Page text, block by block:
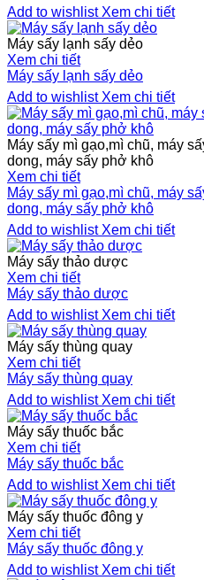
Add to wishlist Xem chi tiết
Máy sấy lạnh sấy dẻo
Xem chi tiết
Máy sấy lạnh sấy dẻo
Add to wishlist Xem chi tiết
Máy sấy mì gạo,mì chũ, máy
dong, máy sấy phở khô
Xem chi tiết
Máy sấy mì gạo,mì chũ, máy
dong, máy sấy phở khô
Add to wishlist Xem chi tiết
Máy sấy thảo dược
Xem chi tiết
Máy sấy thảo dược
Add to wishlist Xem chi tiết
Máy sấy thùng quay
Xem chi tiết
Máy sấy thùng quay
Add to wishlist Xem chi tiết
Máy sấy thuốc bắc
Xem chi tiết
Máy sấy thuốc bắc
Add to wishlist Xem chi tiết
Máy sấy thuốc đông y
Xem chi tiết
Máy sấy thuốc đông y
Add to wishlist Xem chi tiết